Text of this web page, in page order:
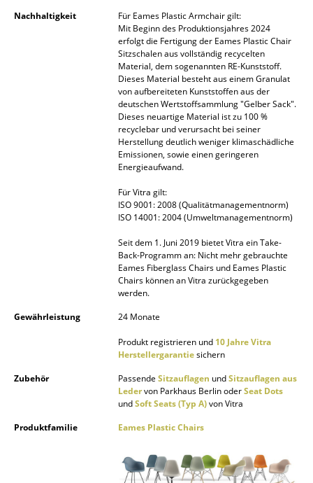
... alle Hersteller A-Z
Charles & Ray Eames
Le Corbusier
Ludwig Mies van der Rohe
Marcel Breuer
Verner Panton
... alle Designer A-Z
Nachhaltigkeit
Für Eames Plastic Armchair gilt:
Mit Beginn des Produktionsjahres 2024
erfolgt die Fertigung der Eames Plastic Chair
Sitzschalen aus vollständig recycelten
Material, dem sogenannten RE-Kunststoff.
Dieses Material besteht aus einem Granulat
von aufbereiteten Kunststoffen aus der
deutschen Wertstoffsammlung "Gelber Sack".
Dieses neuartige Material ist zu 100 %
recyclebar und verursacht bei seiner
Herstellung deutlich weniger klimaschädliche
Emissionen, sowie einen geringeren
Energieaufwand.
Für Vitra gilt:
ISO 9001: 2008 (Qualitätmanagementnorm)
ISO 14001: 2004 (Umweltmanagementnorm)
Seit dem 1. Juni 2019 bietet Vitra ein Take-
Back-Programm an: Nicht mehr gebrauchte
Eames Fiberglass Chairs und Eames Plastic
Chairs können an Vitra zurückgegeben
werden.
Gewährleistung
24 Monate
Produkt registrieren und 10 Jahre Vitra
Herstellergarantiesichern
Zubehör
Passende Sitzauflagen undSitzauflagen aus
Ledervon Parkhaus Berlin oderSeat Dots
undSoft Seats (Typ A)von Vitra
Produktfamilie
Eames Plastic Chairs